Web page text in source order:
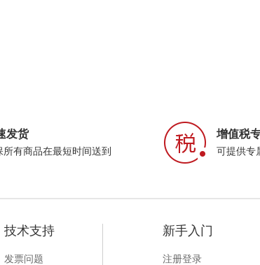
发货
所有商品在最短时间送到
增值税
可提供专
技术支持
发票问题
新手入门
注册登录